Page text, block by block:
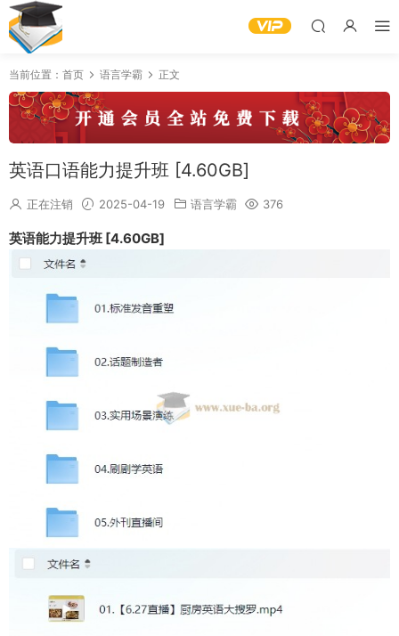
当前位置： 首页 语言学霸 正文
英语口语能力提升班 [4.60GB]
正在注销 2025-04-19 语言学霸 376
英语能力提升班 [4.60GB]